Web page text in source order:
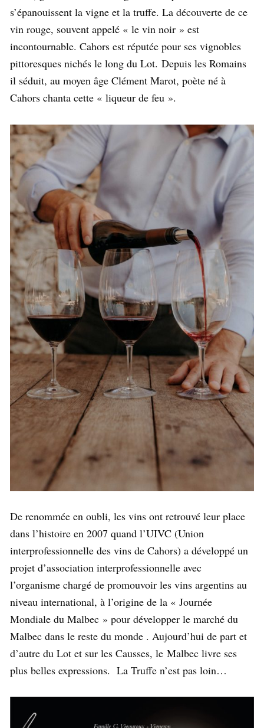
s’épanouissent la vigne et la truffe. La découverte de ce
vin rouge, souvent appelé « le vin noir » est
incontournable. Cahors est réputée pour ses vignobles
pittoresques nichés le long du Lot. Depuis les Romains
il séduit, au moyen âge Clément Marot, poète né à
Cahors chanta cette « liqueur de feu ».
De renommée en oubli, les vins ont retrouvé leur place
dans l’histoire en 2007 quand l’UIVC (Union
interprofessionnelle des vins de Cahors) a développé un
projet d’association interprofessionnelle avec
l’organisme chargé de promouvoir les vins argentins au
niveau international, à l’origine de la « Journée
Mondiale du Malbec » pour développer le marché du
Malbec dans le reste du monde . Aujourd’hui de part et
d’autre du Lot et sur les Causses, le Malbec livre ses
plus belles expressions. La Truffe n’est pas loin…